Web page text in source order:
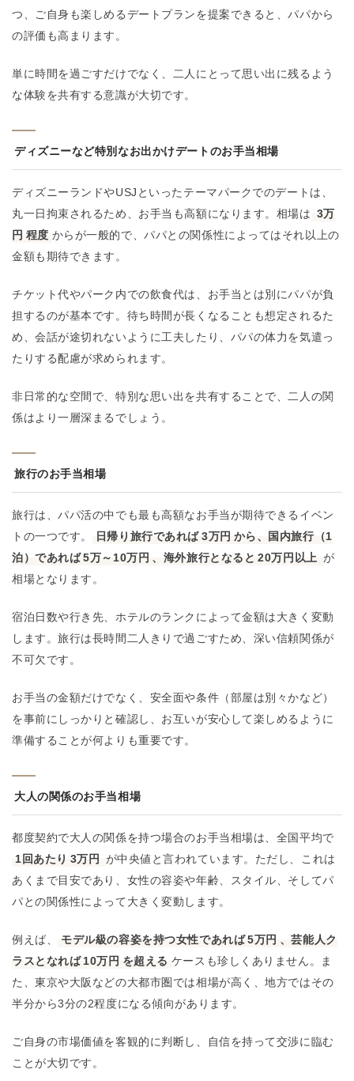
つ、ご自身も楽しめるデートプランを提案できると、パパから
の評価も高まります。
単に時間を過ごすだけでなく、二人にとって思い出に残るよう
な体験を共有する意識が大切です。
ディズニーなど特別なお出かけデートのお手当相場
ディズニーランドやUSJといったテーマパークでのデートは、
丸一日拘束されるため、お手当も高額になります。相場は 3万
円 程度 からが一般的で、パパとの関係性によってはそれ以上の
金額も期待できます。
チケット代やパーク内での飲食代は、お手当とは別にパパが負
担するのが基本です。待ち時間が長くなることも想定されるた
め、会話が途切れないように工夫したり、パパの体力を気遣っ
たりする配慮が求められます。
非日常的な空間で、特別な思い出を共有することで、二人の関
係はより一層深まるでしょう。
旅行のお手当相場
旅行は、パパ活の中でも最も高額なお手当が期待できるイベン
トの一つです。
日帰り旅行であれば3万円 から、国内旅行（1
泊）であれば5万～10万円 、海外旅行となると 20万円以上 が
相場となります。
宿泊日数や行き先、ホテルのランクによって金額は大きく変動
します。旅行は長時間二人きりで過ごすため、深い信頼関係が
不可欠です。
お手当の金額だけでなく、安全面や条件（部屋は別々かなど）
を事前にしっかりと確認し、お互いが安心して楽しめるように
準備することが何よりも重要です。
大人の関係のお手当相場
都度契約で大人の関係を持つ場合のお手当相場は、全国平均で
1回あたり 3万円
が中央値と言われています。ただし、これは
あくまで目安であり、女性の容姿や年齢、スタイル、そしてパ
パとの関係性によって大きく変動します。
例えば、 モデル級の容姿を持つ女性であれば5万円 、芸能人ク
ラスとなれば 10万円 を超える ケースも珍しくありません。ま
た、東京や大阪などの大都市圏では相場が高く、地方ではその
半分から3分の2程度になる傾向があります。
ご自身の市場価値を客観的に判断し、自信を持って交渉に臨む
ことが大切です。